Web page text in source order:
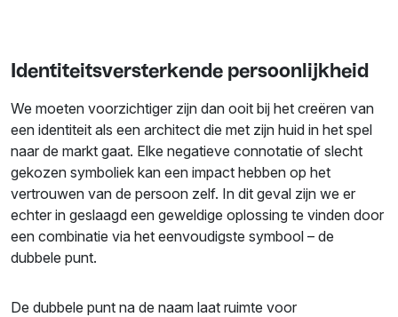
Identiteitsversterkende persoonlijkheid
We moeten voorzichtiger zijn dan ooit bij het creëren van
een identiteit als een architect die met zijn huid in het spel
naar de markt gaat. Elke negatieve connotatie of slecht
gekozen symboliek kan een impact hebben op het
vertrouwen van de persoon zelf. In dit geval zijn we er
echter in geslaagd een geweldige oplossing te vinden door
een combinatie via het eenvoudigste symbool – de
dubbele punt.
De dubbele punt na de naam laat ruimte voor